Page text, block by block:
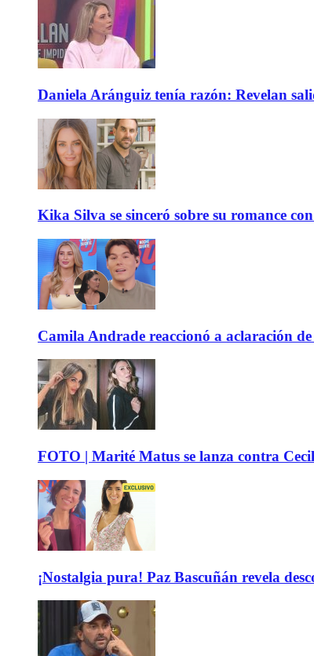
Daniela Aránguiz tenía razón: Revelan
Kika Silva se sinceró sobre su romance
Camila Andrade reaccionó a aclaración
FOTO | Marité Matus se lanza contra
¡Nostalgia pura! Paz Bascuñán revela